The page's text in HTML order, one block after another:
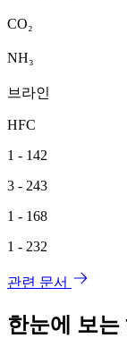
CO₂
NH₃
브라인
HFC
1 - 142
3 - 243
1 - 168
1 - 232
관련 문서
한눈에 보는